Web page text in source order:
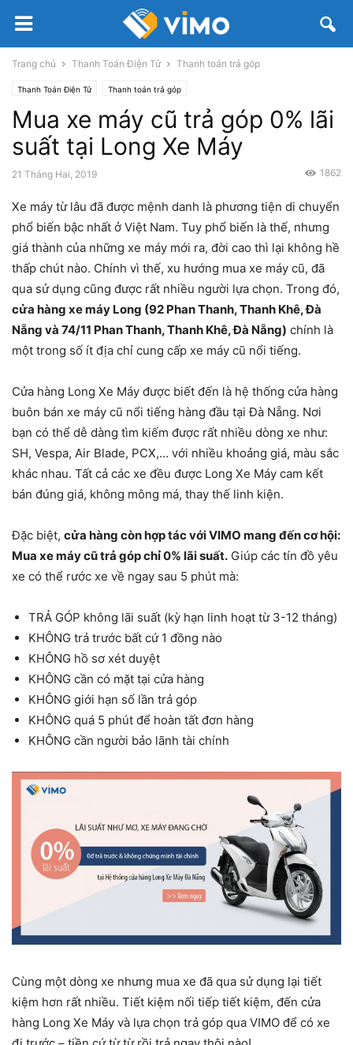
Trang chủ Thanh Toán Điện Tử Thanh toán trả góp
Thanh Toán Điện Tử Thanh toán trả góp
Mua xe máy cũ trả góp 0% lãi
suất tại Long Xe Máy
21 Tháng Hai, 2019 1862
Xe máy từ lâu đã được mệnh danh là phương tiện di chuyển
phổ biến bậc nhất ở Việt Nam. Tuy phổ biến là thế, nhưng
giá thành của những xe máy mới ra, đời cao thì lại không hề
thấp chút nào. Chính vì thế, xu hướng mua xe máy cũ, đã
qua sử dụng cũng được rất nhiều người lựa chọn. Trong đó,
cửa hàng xe máy Long (92 Phan Thanh, Thanh Khê, Đà
Nẵng và 74/11 Phan Thanh, Thanh Khê, Đà Nẵng) chính là
một trong số ít địa chỉ cung cấp xe máy cũ nổi tiếng.
Cửa hàng Long Xe Máy được biết đến là hệ thống cửa hàng
buôn bán xe máy cũ nổi tiếng hàng đầu tại Đà Nẵng. Nơi
bạn có thể dễ dàng tìm kiếm được rất nhiều dòng xe như:
SH, Vespa, Air Blade, PCX,… với nhiều khoảng giá, màu sắc
khác nhau. Tất cả các xe đều được Long Xe Máy cam kết
bán đúng giá, không mông má, thay thế linh kiện.
Đặc biệt, cửa hàng còn hợp tác với VIMO mang đến cơ hội:
Mua xe máy cũ trả góp chỉ 0% lãi suất. Giúp các tín đồ yêu
xe có thể rước xe về ngay sau 5 phút mà:
TRẢ GÓP không lãi suất (kỳ hạn linh hoạt từ 3-12 tháng)
KHÔNG trả trước bất cứ 1 đồng nào
KHÔNG hồ sơ xét duyệt
KHÔNG cần có mặt tại cửa hàng
KHÔNG giới hạn số lần trả góp
KHÔNG quá 5 phút để hoàn tất đơn hàng
KHÔNG cần người bảo lãnh tài chính
Cùng một dòng xe nhưng mua xe đã qua sử dụng lại tiết
kiệm hơn rất nhiều. Tiết kiệm nối tiếp tiết kiệm, đến cửa
hàng Long Xe Máy và lựa chọn trả góp qua VIMO để có xe